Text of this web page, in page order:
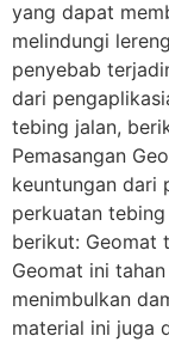
yang dapat
melindungi
penyebab
dari
tebing jalan,
Pemasangan
keuntungan dari
perkuatan
berikut: Geomat
Geomat ini
menimbulkan
material ini juga